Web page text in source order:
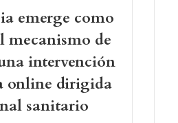
emerge como
mecanismo de
intervención
online dirigida
sanitario